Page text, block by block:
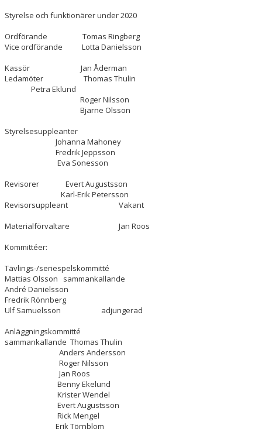
Styrelse och funktionärer under 2020
Ordförande Tomas Ringberg
Vice ordförande Lotta Danielsson
Kassör Jan Åderman
Ledamöter Thomas Thulin
Petra Eklund
Roger Nilsson
Bjarne Olsson
Styrelsesuppleanter
Johanna Mahoney
Fredrik Jeppsson
Eva Sonesson
Revisorer Evert Augustsson
Karl-Erik Petersson
Revisorsuppleant Vakant
Materialförvaltare Jan Roos
Kommittéer:
Tävlings-/seriespelskommitté
Mattias Olsson sammankallande
André Danielsson
Fredrik Rönnberg
Ulf Samuelsson adjungerad
Anläggningskommitté
sammankallande Thomas Thulin
Anders Andersson
Roger Nilsson
Jan Roos
Benny Ekelund
Krister Wendel
Evert Augustsson
Rick Mengel
Erik Törnblom